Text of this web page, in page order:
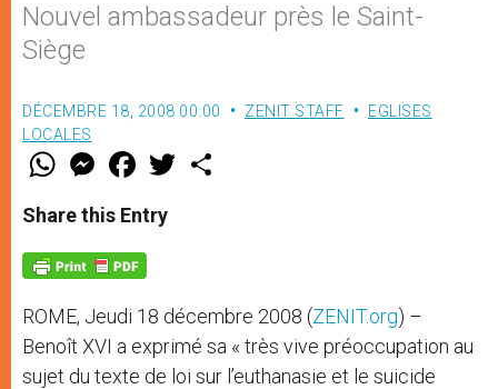
Nouvel ambassadeur près le Saint-
Siège
DÉCEMBRE 18, 2008 00:00 ZENIT STAFF
EGLISES
LOCALES
W
t
s
p
p
M
e
s
e
g
e
F
a
e
b
o
k
w
Share this Entry
ROME, Jeudi 18 décembre 2008 (ZENIT.org) –
Benoît XVI a exprimé sa « très vive préoccupation au
sujet du texte de loi sur l’euthanasie et le suicide